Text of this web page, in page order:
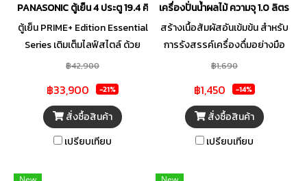
PANASONIC ตู้เย็น 4 ประตู 19.4 คิว รุ่น NR-YW590XJWT
ตู้เย็น PRIME+ Edition Essential
Series เติมเต็มไลฟ์สไตล์ ด้วย
ดีไซน์ที่ใส่ใจทุกรายละเอียด
฿42,900
฿33,900 -21%
สั่งซื้อสินค้า
เปรียบเทียบ
เครื่องปั่นน้ำผลไม้ ความจุ 1.0 ลิตร
สร้างเนื้อสัมผัสอันเข้มข้น สำหรับ
การรังสรรค์เครื่องดื่มอย่างมือ
อาชีพ
฿1,690
฿1,450 -14%
สั่งซื้อสินค้า
เปรียบเทียบ